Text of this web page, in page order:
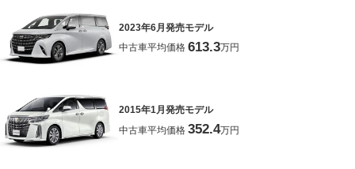
2023年6月発売モデル
中古車平均価格 613.3万円
2015年1月発売モデル
中古車平均価格 352.4万円